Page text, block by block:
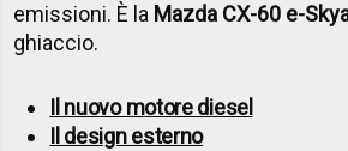
emissioni. È la Mazda CX-60 e-
ghiaccio.
Il nuovo motore diesel
Il design esterno